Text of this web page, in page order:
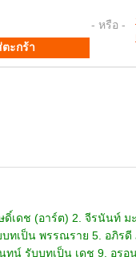
- หรือ -
ไล พิไลกำชับพรรณรายไม่ให้บอกใครว่าพรรณรายไม่ใช่ลูกอารีย์ ไม่เช่นนั้น สิทธิ์ในการจับจ่ายใช้สอยเงินทองในบ้านจะต้องตกเป็นของอัมราแทนที่จะเป็นของพรรณราย เพราะพนมเพื่อของเดชผู้รู้เรื่องดี อ้างว่าเดชนั้นยกทุกอย่างให้อัมราตามพินัยกรรม พรรณรายโกรธมากที่เดชไม่ให้ส่วนแบ่งแก่เธอ จึงยิ่งจงเกลียดจงชังอัมราและอ๊อดมากขึ้น พิไล, จันทร์แรม, พรรณราย จึงรวมหัวกันคิดไล่อัมราและอ๊อดไปอยู่ห้องใต้บันได และบังคับให้อัมราที่เรียนดีมากออกจากโรงเรียน แต่อัมราไม่ยอม และสันติมาช่วยพูด พิไล จันทร์แรมและพรรณรายจึงใช้วิธีงดอาหาร งดเบี้ยเลี้ยง เมื่อสันติกลับไปแล้ว อัมรากับอ๊อดต้องวิ่งหาท่านผู้พิพากษาที่เคยใกล้ชิดสนิทสนมกับเดชสมัยเดชยังมีชีวิตอยู่ ท่านผู้พิพากษามาไกล่เกลี่ย อัมรากับอ๊อดจึงรอดพ้นจากการอดตายไปได้ แต่พิไล จันทร์แรมและพรรณรายกลับดุด่าอัมราและอ๊อดมากขึ้น กล่าวหาว่านำเรื่องในบ้านไปพูดให้คนข้างนอกหัวเราะเยาะ อาทร ลูกชายผู้พิพากษามาชอบอัมรา พงษ์ที่หลงรักอัมราจึงแอบยิงอาทรตาย ทำให้คุณนายบุญเรือน ภรรยาท่านผู้พิพากษา แม่ของอาทรโกรธแค้นอัมรามาก กล่าวหาว่าเป็นต้นเหตุให้อาทรลูกชายของตนตาย อัมราเจอปัญหาหนักรอบตัว ทั้งที่บ้าน ที่โรงเรียนที่พูดกันกระหึ่มว่าอัมรามีผู้ชายหลายคน ทำให้ผู้ชายแย่งชิงตัวอัมราถึงกับฆ่ากันตาย สันติเป็นคนเดียวที่เข้าใจอัมราดี เขาเฝ้าปลอบโยนและเป็นกำลังใจให้อัมราต่อสู้ทำให้พรรณรายริษยาและเริ่มเกลียดชังอัมรามากขึ้น พรรณรายแกล้งให้อัมราและอ๊อดทำงานบ้านแทนนางชิ้น คนรับใช้ จนอัมราทนไม่ไหวเธอขอให้พรรณรายนึกถึงความหลังสมัยเด็กที่มีกันอยู่ 3 คนพี่น้อง และรักกันมาก ทั้งพ่อแม่ลูก ทั้ง 3 ที่ดีต่อกัน พรรณรายทำท่าจะใจอ่อน ลังเลว่าพิไลเป็นมารดาจริงหรือเปล่า พิไลก็ปั่นหัวพรรณราย จนพรรณรายที่ทำท่าจะดีกับอัมราและอ๊อดกลับไปร้ายเหมือนเดิม สร้างความปั่นป่วนให้อัมราและอ๊อดจนเรียนหนังสือกันแทบไม่รู้เรื่อง คุณนายบุญเรือน ภรรยาผู้พิพากษายังโกรธแค้นอัมราไม่เลิก ไปจ้างไอ้ล้วนและไอ้พลัดจับตัวอัมรามารีดเอาความจริงว่าอัมราเป็นตัวการให้พงษ์ฆ่าลูกชายเธอ แต่ไอ้ล้วน ไอ้พลัดถูกหุ่นฆ่าตาย ทุกคนพุ่งความสงสัยมาที่อัมราอีกตามเคย สันติพยายามยื่นมือเข้ามาช่วยเหลืออัมรากับอ๊อด แต่พรรณรายและจันทร์แรมที่หลงรักสันติอยู่ก็ช่วยกันกีดกันอัมราออกจากสันติสุดฤทธิ์ อัมราเศร้าเสียใจหมดที่พึ่งก็หันไปคร่ำครวญอยู่ในห้องหุ่น และขอให้หุ่นช่วยเหลือ หุ่นพยายามช่วยเหลืออัมราโดยการเตือนพรรณราย แต่พรรณรายไม่ฟัง คุณนายบุญเรือนแค้นไม่เลิก ไปจ้างไอ้จั่นมาฆ่าอัมรา โดยเจ็บใจที่ตนเป็นใหญ่ มีผู้คนนับถือแต่เอาชนะอัมราไม่ได้ แต่ไอ้จั่นทำงานพลาดอีกกลับไปแทงเอาพรรณราย ทุกคนเว้นสันติกล่าวหาว่าอัมราจ้างคนมาฆ่าพรรณรายเพื่อหวังสมบัติของพ่อแม่คนเดี